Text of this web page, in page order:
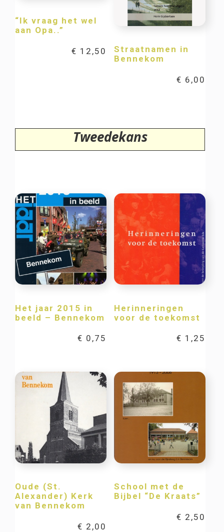
“Ik vraag het wel
aan Opa..”
€ 12,50
Straatnamen in
Bennekom
€ 6,00
Tweedekans
Het jaar 2015 in
beeld – Bennekom
€ 0,75
Herinneringen
voor de toekomst
€ 1,25
Oude (St.
Alexander) Kerk
van Bennekom
€ 2,00
School met de
Bijbel “De Kraats”
€ 2,50